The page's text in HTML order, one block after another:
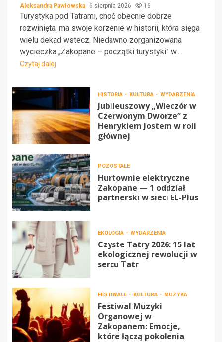
Aleksandra Pawłowska 6 sierpnia 2026 16
Turystyka pod Tatrami, choć obecnie dobrze
rozwinięta, ma swoje korzenie w historii, która sięga
wielu dekad wstecz. Niedawno zorganizowana
wycieczka „Zakopane – początki turystyki” w...
Czytaj dalej
HISTORIA KULTURA WYDARZENIA
Jubileuszowy „Wieczór w
Czerwonym Dworze” z
Henrykiem Jostem w roli
głównej
POZOSTAŁE
Hurtownie elektryczne
Zakopane — 1 oddział
partnerski w sieci EL-Plus
EKOLOGIA WYDARZENIA
Czyste Tatry 2026: 15 lat
ekologicznej rewolucji w
sercu Tatr
FESTIWALE KULTURA MUZYKA
Festiwal Muzyki
Organowej w
Zakopanem: Emocje,
które łączą pokolenia